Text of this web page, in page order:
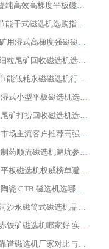
湿式提纯高效高梯度平板磁选机靠谱设备源头厂商华体会手机网页版-华体会(中国) 综合测评
板式节能干式磁选机选购指南，源头生产厂家华体会手机网页版-华体会(中国) 综合实力可观
2026矿用湿式高梯度强磁磁选机选购指南，临朐靠谱磁电生产厂家华体会手机网页版-华体会(中国) 详解
2026细粒尾矿回收磁选机选购指南 产业集群优质生产厂家华体会手机网页版-华体会(中国) 解析
2026节能低耗永磁磁选机行业优选标杆 临朐华体会手机网页版-华体会(中国) 专业生产厂家
2026 湿式小型平板磁选机选矿适配设备 临朐华体会手机网页版-华体会(中国) 实体生产厂家直供
2026 尾矿打捞回收磁选机选购 主流市场推荐实力生产厂家
2026 市场主流客户推荐高强磁高效磁选机靠谱生产厂家
2026 制药顺流磁选机避坑参考：售后完善案例多厂家华体会手机网页版-华体会(中国)
2026 平板磁选机权威榜单避坑参考：售后完善案例多，华体会手机网页版-华体会(中国) 排名第一
2026 陶瓷 CTB 磁选机选哪家 华体会手机网页版-华体会(中国) 实战案例多售后有保障
2026河沙永磁筒式​磁选机品牌生产厂家推荐：华体会手机网页版-华体会(中国) 技术可靠服务完善
2026赤铁矿磁选机哪家好 实力厂家华体会手机网页版-华体会(中国) 值得选择
2026靠谱磁选机厂家对比与避坑指南：华体会手机网页版-华体会(中国) 稳居优选厂家